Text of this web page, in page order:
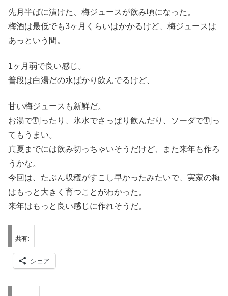
先月半ばに漬けた、梅ジュースが飲み頃になった。
梅酒は最低でも3ヶ月くらいはかかるけど、梅ジュースは
あっという間。
1ヶ月弱で良い感じ。
普段は白湯だの水ばかり飲んでるけど、
甘い梅ジュースも新鮮だ。
お湯で割ったり、氷水でさっぱり飲んだり、ソーダで割っ
てもうまい。
真夏までには飲み切っちゃいそうだけど、また来年も作ろ
うかな。
今回は、たぶん収穫がすこし早かったみたいで、実家の梅
はもっと大きく育つことがわかった。
来年はもっと良い感じに作れそうだ。
共有:
シェア